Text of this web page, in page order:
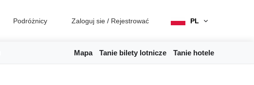
Podróżnicy Zaloguj sie / Rejestrować PL
Mapa Tanie bilety lotnicze Tanie hotele